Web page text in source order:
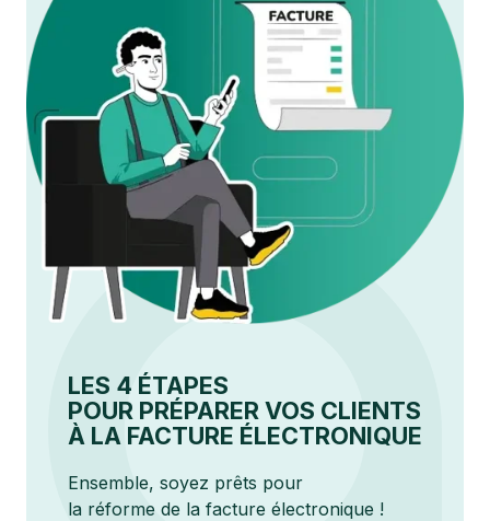
LES 4 ÉTAPES
POUR PRÉPARER VOS CLIENTS
À LA FACTURE ÉLECTRONIQUE
Ensemble, soyez prêts pour
la réforme de la facture électronique !